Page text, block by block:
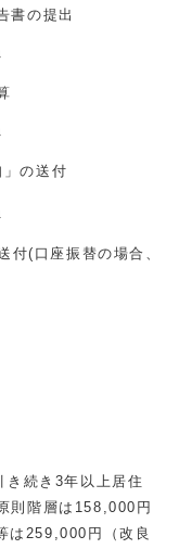
出
の送付
座振替の場合、
き続き3年以上居住
則階層は158,000円
は259,000円（改良